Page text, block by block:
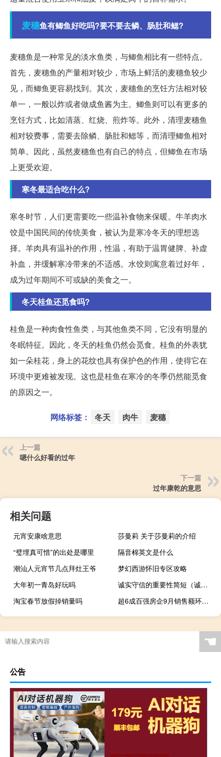
麦穗鱼有鲫鱼好吃吗?要不要去鳞、肠肚和鳃?
麦穗鱼是一种常见的淡水鱼类，与鲫鱼相比有一些特点。
首先，麦穗鱼的产量相对较少，市场上鲜活的麦穗鱼较少
见，而鲫鱼更容易找到。其次，麦穗鱼的烹饪方法相对较
单一，一般以炸或者做成鱼酱为主。鲫鱼则可以有更多的
烹饪方式，比如清蒸、红烧、煎炸等。此外，清理麦穗鱼
相对较费事，需要去除鳞、肠肚和鳃等，而清理鲫鱼相对
简单。因此，虽然麦穗鱼也有自己的特点，但鲫鱼在市场
上更受欢迎。
寒冬最适合吃什么?
寒冬时节，人们更需要吃一些温补食物来保暖。牛羊肉水
饺是中国民间的传统美食，被认为是寒冷冬天的理想选
择。羊肉具有温补的作用，性温，有助于温胃健脾、补虚
补血，并缓解寒冷带来的不适感。水饺则寓意着过好年，
成为过年期间不可或缺的美食之一。
冬天桂鱼还觅食吗?
桂鱼是一种肉食性鱼类，与其他鱼类不同，它没有明显的
冬眠特征。因此，冬天的桂鱼仍然会觅食。桂鱼的外表犹
如一朵桂花，身上的花纹也具有保护色的作用，使得它在
环境中更难被发现。这也是桂鱼在寒冷的冬季仍然能觅食
的原因之一。
网络标签： 冬天 肉牛 麦穗
上一篇
嗯什么好看的过年
下一篇
过年康乾的意思
相关问题
元宵安康啥意思
莎曼莉 关于莎曼莉的介绍
“璧埋真可惜”的出处是哪里
隔音棉英文是什么
潮汕人元宵节几点拜灶王爷
梦幻西游怀旧专区攻略
大年初一青岛好玩吗
诚实守信的重要性简短（诚实守信的重要性）
淘宝春节放假掉销量吗
超6成百强房企9月销售额环比增长 “保万海”迎四季度决战
☚
公告